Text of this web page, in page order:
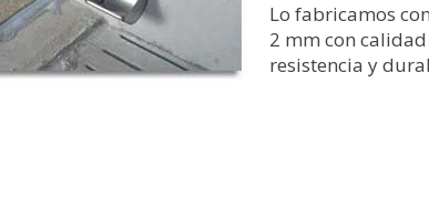
Lo fabricamos
2 mm con
resistencia y